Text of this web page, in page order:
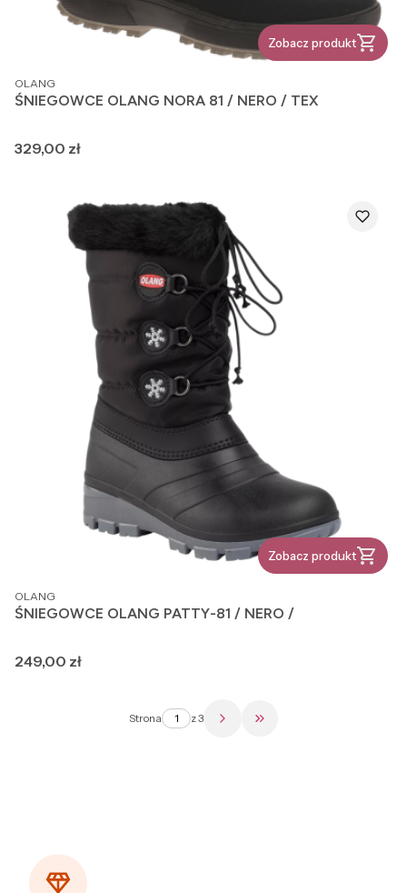
Zobacz produkt
PRODUCENT
OLANG
ŚNIEGOWCE OLANG NORA 81 / NERO / TEX
Cena
329,00 zł
Zobacz produkt
PRODUCENT
OLANG
ŚNIEGOWCE OLANG PATTY-81 / NERO /
Cena
249,00 zł
Strona z 3 Przejdź do ostatniej